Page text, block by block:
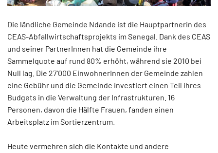
Die ländliche Gemeinde Ndande ist die Hauptpartnerin des
CEAS-Abfallwirtschaftsprojekts im Senegal. Dank des CEAS
und seiner PartnerInnen hat die Gemeinde ihre
Sammelquote auf rund 80% erhöht, während sie 2010 bei
Null lag. Die 27’000 EinwohnerInnen der Gemeinde zahlen
eine Gebühr und die Gemeinde investiert einen Teil ihres
Budgets in die Verwaltung der Infrastrukturen. 16
Personen, davon die Hälfte Frauen, fanden einen
Arbeitsplatz im Sortierzentrum.
Heute vermehren sich die Kontakte und andere